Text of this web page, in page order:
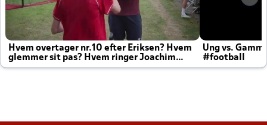
Hvem overtager nr.10 efter Eriksen? Hvem
glemmer sit pas? Hvem ringer Joachim
altid til efter kampe?
Ung vs.
#football